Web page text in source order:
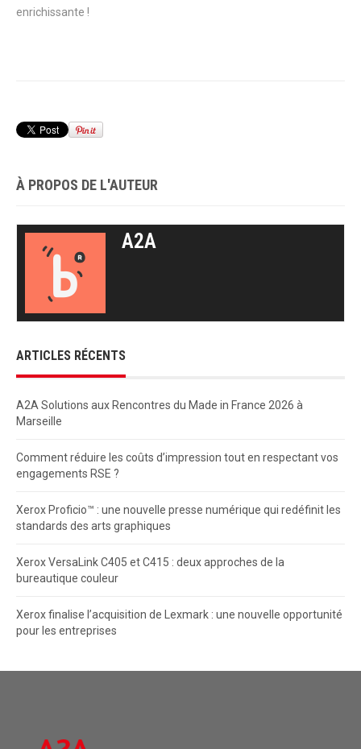
enrichissante !
À PROPOS DE L'AUTEUR
A2A
ARTICLES RÉCENTS
A2A Solutions aux Rencontres du Made in France 2026 à
Marseille
Comment réduire les coûts d’impression tout en respectant vos
engagements RSE ?
Xerox Proficio™ : une nouvelle presse numérique qui redéfinit les
standards des arts graphiques
Xerox VersaLink C405 et C415 : deux approches de la
bureautique couleur
Xerox finalise l’acquisition de Lexmark : une nouvelle opportunité
pour les entreprises